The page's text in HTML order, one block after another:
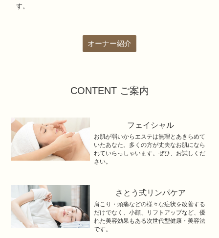
す。
オーナー紹介
CONTENT ご案内
フェイシャル
お肌が弱いからエステは無理とあきらめて
いたあなた。多くの方が丈夫なお肌になら
れていらっしゃいます。ぜひ、お試しくだ
さい。
さとう式リンパケア
肩こり・頭痛などの様々な症状を改善する
だけでなく、小顔、リフトアップなど、優
れた美容効果もある次世代型健康・美容法
です。